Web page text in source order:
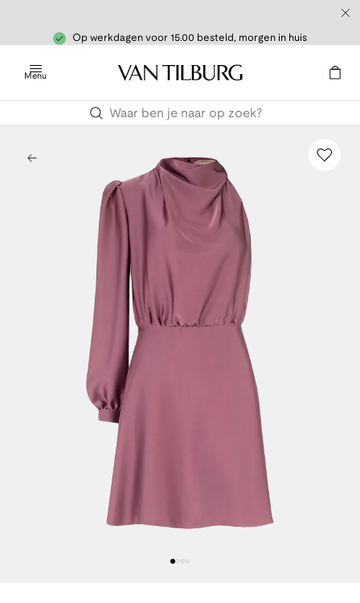
Op werkdagen voor 15.00 besteld, morgen in huis
Menu